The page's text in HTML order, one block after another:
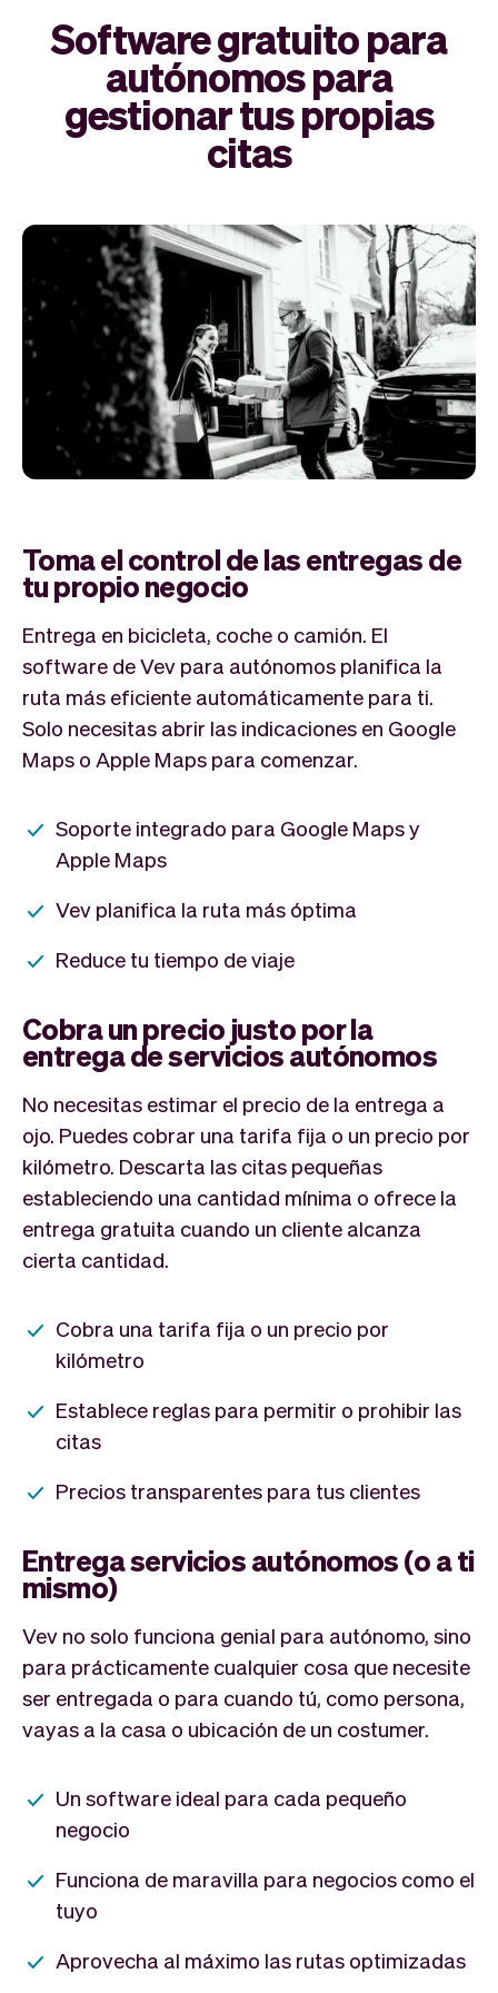
Software gratuito para
autónomos para
gestionar tus propias
citas
Toma el control de las entregas de
tu propio negocio
Entrega en bicicleta, coche o camión. El
software de Vev para autónomos planifica la
ruta más eficiente automáticamente para ti.
Solo necesitas abrir las indicaciones en Google
Maps o Apple Maps para comenzar.
Soporte integrado para Google Maps y
Apple Maps
Vev planifica la ruta más óptima
Reduce tu tiempo de viaje
Cobra un precio justo por la
entrega de servicios autónomos
No necesitas estimar el precio de la entrega a
ojo. Puedes cobrar una tarifa fija o un precio por
kilómetro. Descarta las citas pequeñas
estableciendo una cantidad mínima o ofrece la
entrega gratuita cuando un cliente alcanza
cierta cantidad.
Cobra una tarifa fija o un precio por
kilómetro
Establece reglas para permitir o prohibir las
citas
Precios transparentes para tus clientes
Entrega servicios autónomos (o a ti
mismo)
Vev no solo funciona genial para autónomo, sino
para prácticamente cualquier cosa que necesite
ser entregada o para cuando tú, como persona,
vayas a la casa o ubicación de un costumer.
Un software ideal para cada pequeño
negocio
Funciona de maravilla para negocios como el
tuyo
Aprovecha al máximo las rutas optimizadas